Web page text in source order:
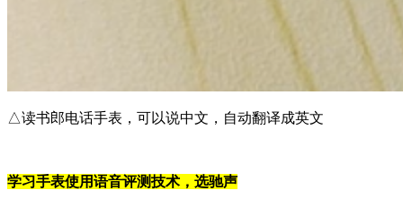
△读书郎电话手表，可以说中文，自动翻译成英文
学习手表使用语音评测技术，选驰声